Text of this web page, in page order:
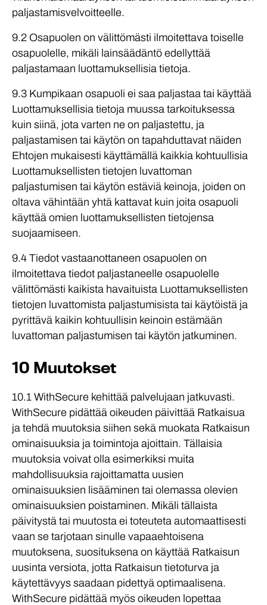
paljastamisvelvoitteelle.
9.2 Osapuolen on välittömästi ilmoitettava toiselle
osapuolelle, mikäli lainsäädäntö edellyttää
paljastamaan luottamuksellisia tietoja.
9.3 Kumpikaan osapuoli ei saa paljastaa tai käyttää
Luottamuksellisia tietoja muussa tarkoituksessa
kuin siinä, jota varten ne on paljastettu, ja
paljastamisen tai käytön on tapahduttavat näiden
Ehtojen mukaisesti käyttämällä kaikkia kohtuullisia
Luottamuksellisten tietojen luvattoman
paljastumisen tai käytön estäviä keinoja, joiden on
oltava vähintään yhtä kattavat kuin joita osapuoli
käyttää omien luottamuksellisten tietojensa
suojaamiseen.
9.4 Tiedot vastaanottaneen osapuolen on
ilmoitettava tiedot paljastaneelle osapuolelle
välittömästi kaikista havaituista Luottamuksellisten
tietojen luvattomista paljastumisista tai käytöistä ja
pyrittävä kaikin kohtuullisin keinoin estämään
luvattoman paljastumisen tai käytön jatkuminen.
10 Muutokset
10.1 WithSecure kehittää palvelujaan jatkuvasti.
WithSecure pidättää oikeuden päivittää Ratkaisua
ja tehdä muutoksia siihen sekä muokata Ratkaisun
ominaisuuksia ja toimintoja ajoittain. Tällaisia
muutoksia voivat olla esimerkiksi muita
mahdollisuuksia rajoittamatta uusien
ominaisuuksien lisääminen tai olemassa olevien
ominaisuuksien poistaminen. Mikäli tällaista
päivitystä tai muutosta ei toteuteta automaattisesti
vaan se tarjotaan sinulle vapaaehtoisena
muutoksena, suosituksena on käyttää Ratkaisun
uusinta versiota, jotta Ratkaisun tietoturva ja
käytettävyys saadaan pidettyä optimaalisena.
WithSecure pidättää myös oikeuden lopettaa